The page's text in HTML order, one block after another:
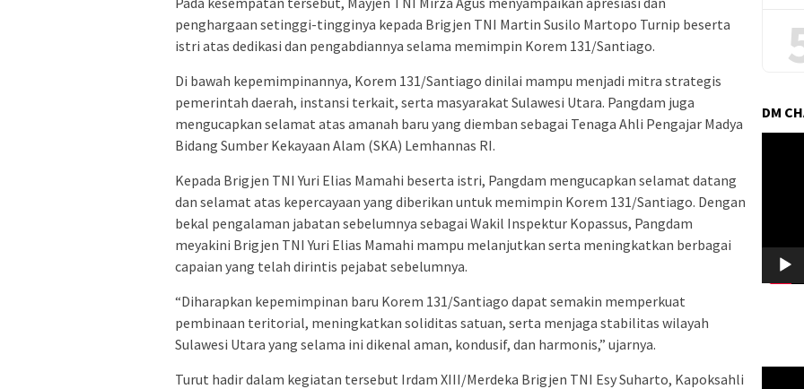
penghargaan setinggi-tingginya kepada Brigjen TNI Martin Susilo Martopo Turnip beserta
istri atas dedikasi dan pengabdiannya selama memimpin Korem 131/Santiago.
Di bawah kepemimpinannya, Korem 131/Santiago dinilai mampu menjadi mitra strategis
pemerintah daerah, instansi terkait, serta masyarakat Sulawesi Utara. Pangdam juga
mengucapkan selamat atas amanah baru yang diemban sebagai Tenaga Ahli Pengajar Madya
Bidang Sumber Kekayaan Alam (SKA) Lemhannas RI.
Kepada Brigjen TNI Yuri Elias Mamahi beserta istri, Pangdam mengucapkan selamat datang
dan selamat atas kepercayaan yang diberikan untuk memimpin Korem 131/Santiago. Dengan
bekal pengalaman jabatan sebelumnya sebagai Wakil Inspektur Kopassus, Pangdam
meyakini Brigjen TNI Yuri Elias Mamahi mampu melanjutkan serta meningkatkan berbagai
capaian yang telah dirintis pejabat sebelumnya.
“Diharapkan kepemimpinan baru Korem 131/Santiago dapat semakin memperkuat
pembinaan teritorial, meningkatkan soliditas satuan, serta menjaga stabilitas wilayah
Sulawesi Utara yang selama ini dikenal aman, kondusif, dan harmonis,” ujarnya.
Turut hadir dalam kegiatan tersebut Irdam XIII/Merdeka Brigjen TNI Esy Suharto, Kapoksahli
DM